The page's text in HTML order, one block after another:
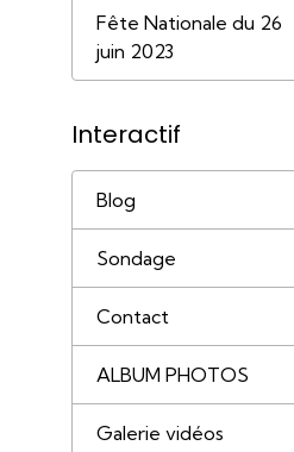
Fête Nationale du 26
juin 2023
Interactif
Blog
Sondage
Contact
ALBUM PHOTOS
Galerie vidéos